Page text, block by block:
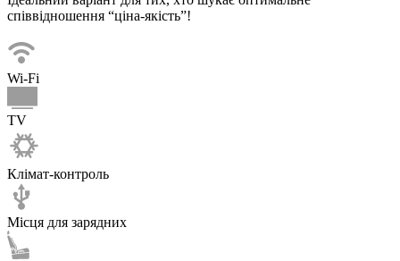
співвідношення “ціна-якість”!
Wi-Fi
TV
Клімат-контроль
Місця для зарядних